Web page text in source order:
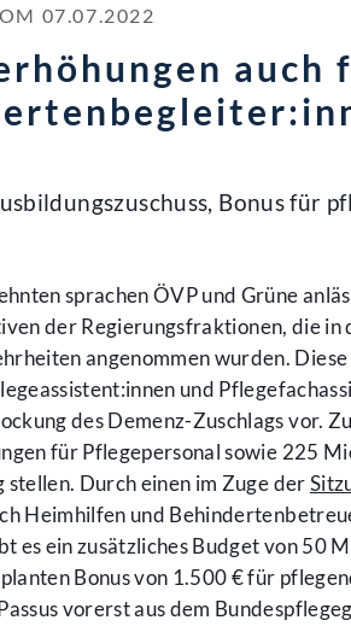
07.07.2022
auch
Bonus für
sprachen ÖVP und Grüne
der Regierungsfraktionen, die in
angenommen wurden. Diese
und
des Demenz-Zuschlags vor.
für Pflegepersonal sowie 225
Durch einen im Zuge der
Heimhilfen und
ein zusätzliches Budget von 50
Bonus von 1.500 € für
vorerst aus dem